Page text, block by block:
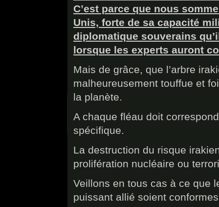
C’est parce que nous
Unis, forte de sa capacité
diplomatique souverains
lorsque les experts auront
Mais de grâce, que l’arbre
malheureusement touffue et
la planète.
A chaque fléau doit
spécifique.
La destruction du risque
prolifération nucléaire ou
Veillons en tous cas à ce que
puissant allié soient